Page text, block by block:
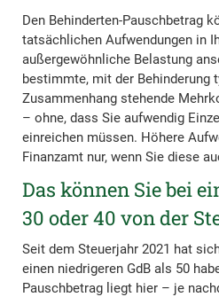
Den Behinderten-Pauschbetrag
tatsächlichen Aufwendungen in
außergewöhnliche Belastung
bestimmte, mit der Behinderung
Zusammenhang stehende
– ohne, dass Sie aufwendig
einreichen müssen. Höhere
Finanzamt nur, wenn Sie diese
Das können Sie bei
30 oder 40 von der
Seit dem Steuerjahr 2021 hat
einen niedrigeren GdB als 50
Pauschbetrag liegt hier – je